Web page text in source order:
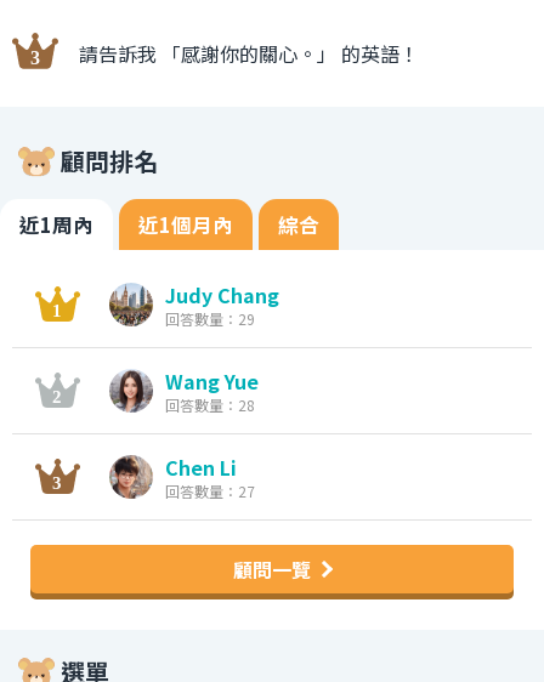
請告訴我 「感謝你的關心。」 的英語！
顧問排名
近1周內 近1個月內 綜合
Judy Chang
回答數量：29
Wang Yue
回答數量：28
Chen Li
回答數量：27
顧問一覽
選單